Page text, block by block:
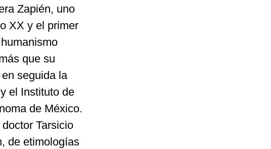
Zapién, uno
XX y el primer
que su
seguida la
el Instituto de
de México.
Tarsicio
de etimologías